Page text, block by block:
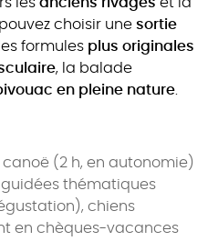
choisir une sortie
formules plus originales
, la balade
en pleine nature
(2 h, en autonomie)
thématiques
chiens
en chèques-vacances